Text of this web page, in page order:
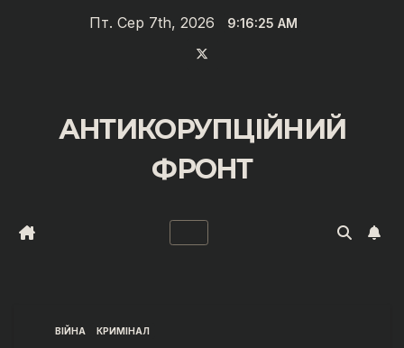
Пт. Сер 7th, 2026 9:16:26 AM
АНТИКОРУПЦІЙНИЙ
ФРОНТ
ВІЙНА КРИМІНАЛ